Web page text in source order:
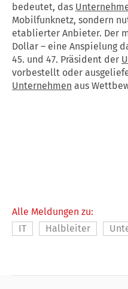
bedeutet, das
Mobilfunknetz, sondern
etablierter Anbieter. Der
Dollar – eine Anspielung
45. und 47. Präsident der
vorbestellt oder
Unternehmen aus
Alle Meldungen zu:
IT
Halbleiter